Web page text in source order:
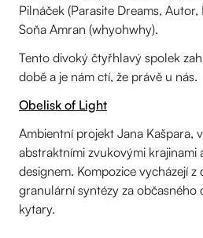
Pilnáček (Parasite Dreams,
Soňa Amran (whyohwhy).
Tento divoký čtyřhlavý spolek
době a je nám ctí, že právě u nás.
Obelisk of Light
Ambientní projekt Jana Kašpara,
abstraktními zvukovými krajinami
designem. Kompozice vycházejí
granulární syntézy za
kytary.